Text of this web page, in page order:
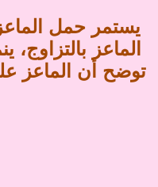
الماعز
توضح أن الماعز